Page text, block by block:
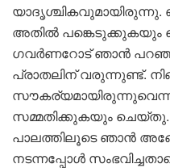
അതിൽ പങ്കെടുക്കുകയും
ഗവർണറോട് ഞാൻ
പ്രാതലിന് വരുന്നുണ്ട്.
സമ്മതിക്കുകയും ചെയ്തു.
പാലത്തിലൂടെ ഞാൻ
നടന്നപ്പോൾ